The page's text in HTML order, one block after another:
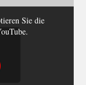
Sie die